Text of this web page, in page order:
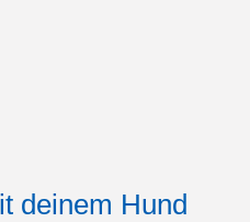
deinem Hund